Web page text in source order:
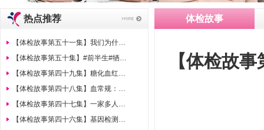
体检故事
【体检故
热点推荐
【体检故事第五十一集】我们为什么要把胸部DR片升级为胸部CT?
【体检故事第五十集】#前半生#牺牲健康换成功，后半生“胃”健康负责！
【体检故事第四十九集】糖化血红蛋白的六大真相！
【体检故事第四十八集】血常规：白细胞升高是感染了吗？
【体检故事第四十七集】一家多人得结直肠癌为什么只有她幸免？就因为她做对了这件事
【体检故事第四十六集】基因检测与体检有何不同